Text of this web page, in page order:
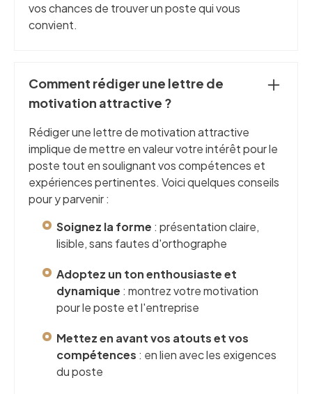
vos chances de trouver un poste qui vous
convient.
Comment rédiger une lettre de
motivation attractive ?
Rédiger une lettre de motivation attractive
implique de mettre en valeur votre intérêt pour le
poste tout en soulignant vos compétences et
expériences pertinentes. Voici quelques conseils
pour y parvenir :
Soignez la forme : présentation claire,
lisible, sans fautes d'orthographe
Adoptez un ton enthousiaste et
dynamique : montrez votre motivation
pour le poste et l'entreprise
Mettez en avant vos atouts et vos
compétences : en lien avec les exigences
du poste